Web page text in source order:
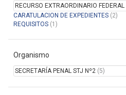
RECURSO EXTRAORDINARIO FEDERAL
CARATULACION DE EXPEDIENTES (2)
REQUISITOS (1)
Organismo
SECRETARÍA PENAL STJ Nº2 (5)